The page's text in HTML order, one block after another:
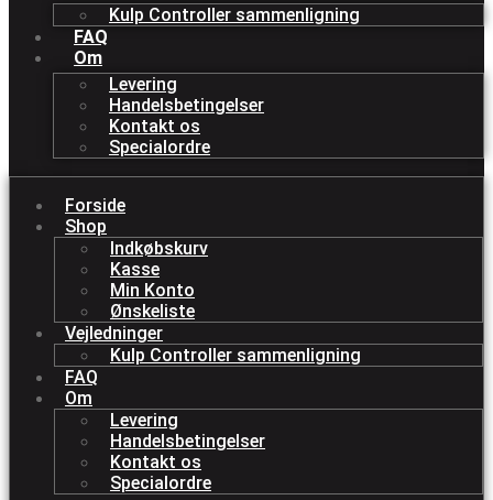
Kulp Controller sammenligning
FAQ
Om
Levering
Handelsbetingelser
Kontakt os
Specialordre
Forside
Shop
Indkøbskurv
Kasse
Min Konto
Ønskeliste
Vejledninger
Kulp Controller sammenligning
FAQ
Om
Levering
Handelsbetingelser
Kontakt os
Specialordre